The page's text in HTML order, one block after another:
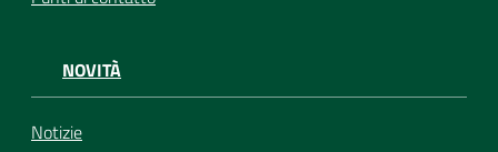
NOVITÀ
Notizie